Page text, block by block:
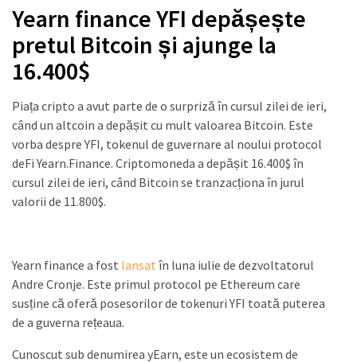
Yearn finance YFI depășește
pretul Bitcoin și ajunge la
16.400$
Piața cripto a avut parte de o surpriză în cursul zilei de ieri,
când un altcoin a depășit cu mult valoarea Bitcoin. Este
vorba despre YFI, tokenul de guvernare al noului protocol
deFi Yearn.Finance. Criptomoneda a depășit 16.400$ în
cursul zilei de ieri, când Bitcoin se tranzacționa în jurul
valorii de 11.800$.
Yearn finance a fost lansat în luna iulie de dezvoltatorul
Andre Cronje. Este primul protocol pe Ethereum care
susține că oferă posesorilor de tokenuri YFI toată puterea
de a guverna rețeaua.
Cunoscut sub denumirea yEarn, este un ecosistem de